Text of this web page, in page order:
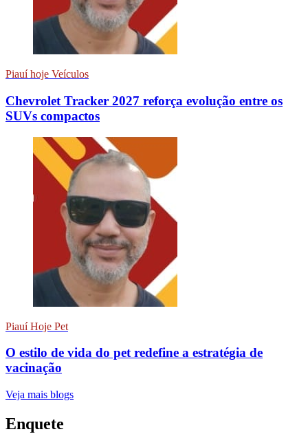
Piauí hoje Veículos
Chevrolet Tracker 2027 reforça evolução entre os
SUVs compactos
Piauí Hoje Pet
O estilo de vida do pet redefine a estratégia de
vacinação
Veja mais blogs
Enquete